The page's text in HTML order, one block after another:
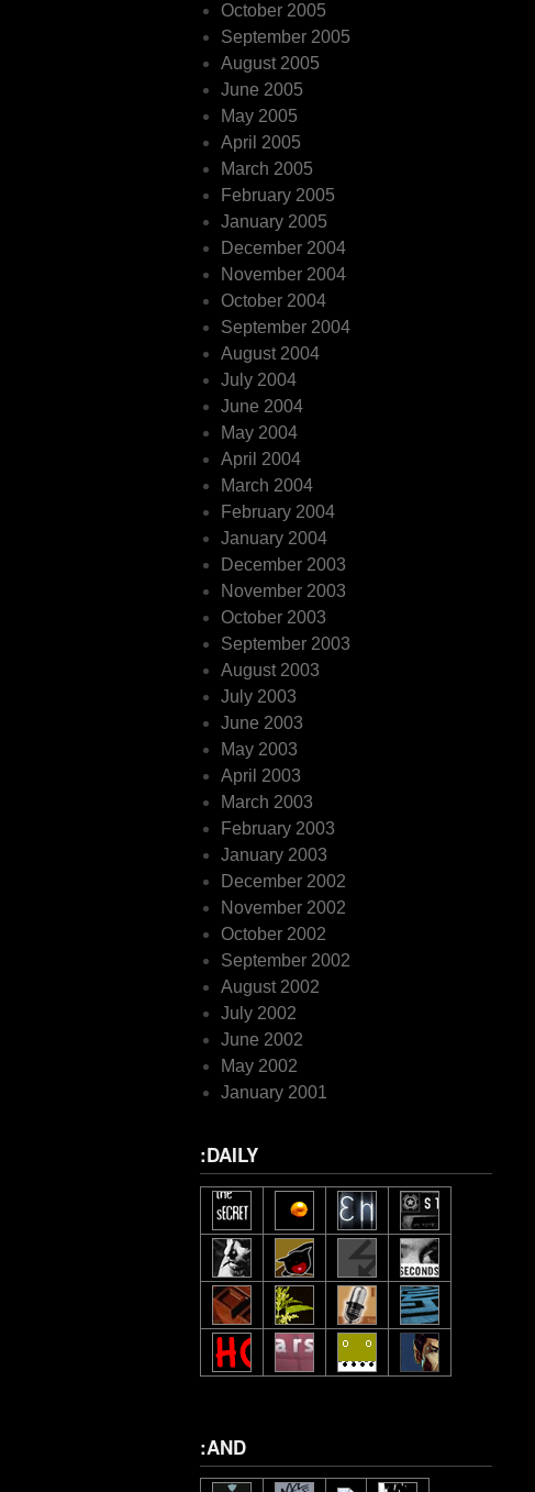
October 2005
September 2005
August 2005
June 2005
May 2005
April 2005
March 2005
February 2005
January 2005
December 2004
November 2004
October 2004
September 2004
August 2004
July 2004
June 2004
May 2004
April 2004
March 2004
February 2004
January 2004
December 2003
November 2003
October 2003
September 2003
August 2003
July 2003
June 2003
May 2003
April 2003
March 2003
February 2003
January 2003
December 2002
November 2002
October 2002
September 2002
August 2002
July 2002
June 2002
May 2002
January 2001
:DAILY
:AND